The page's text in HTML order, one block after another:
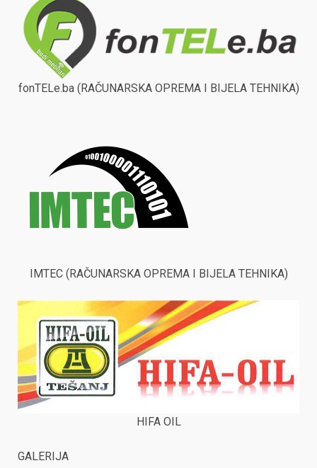
fonTELe.ba (RAČUNARSKA OPREMA I BIJELA TEHNIKA)
IMTEC (RAČUNARSKA OPREMA I BIJELA TEHNIKA)
HIFA OIL
GALERIJA